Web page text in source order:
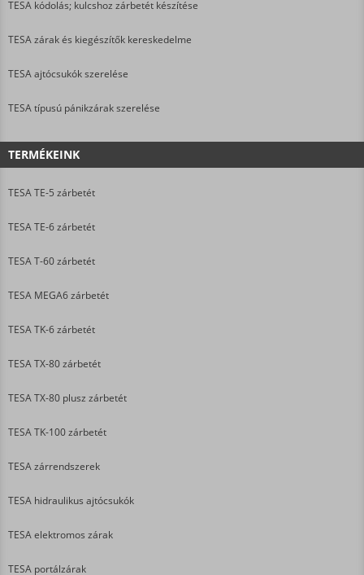
TESA kódolás; kulcshoz zárbetét készítése
TESA zárak és kiegészítők kereskedelme
TESA ajtócsukók szerelése
TESA típusú pánikzárak szerelése
TERMÉKEINK
TESA TE-5 zárbetét
TESA TE-6 zárbetét
TESA T-60 zárbetét
TESA MEGA6 zárbetét
TESA TK-6 zárbetét
TESA TX-80 zárbetét
TESA TX-80 plusz zárbetét
TESA TK-100 zárbetét
TESA zárrendszerek
TESA hidraulikus ajtócsukók
TESA elektromos zárak
TESA portálzárak